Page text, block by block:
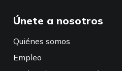
Únete a nosotros
Quiénes somos
Empleo